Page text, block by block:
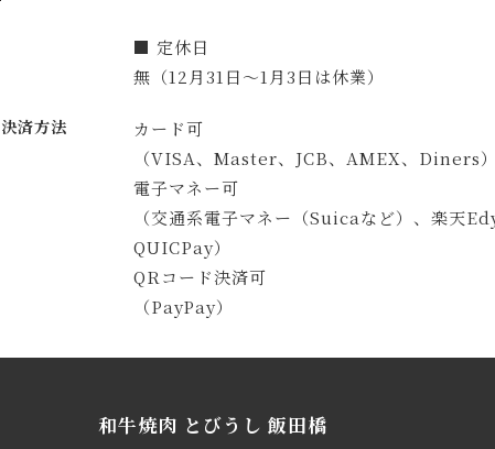
■ 定休日
無（12月31日～1月3日は休業）
決済方法
カード可
（VISA、Master、JCB、AMEX、Diners）
電子マネー可
（交通系電子マネー（Suicaなど）、楽天
QUICPay）
QRコード決済可
（PayPay）
和牛焼肉 とびうし 飯田橋